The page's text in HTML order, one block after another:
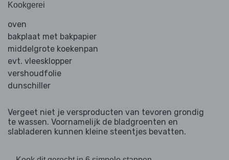
Kookgerei
oven
bakplaat met bakpapier
middelgrote koekenpan
evt. vleesklopper
vershoudfolie
dunschiller
Vergeet niet je versproducten van tevoren grondig
te wassen. Voornamelijk de bladgroenten en
slabladeren kunnen kleine steentjes bevatten.